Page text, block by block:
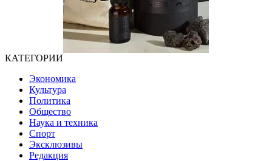
КАТЕГОРИИ
Экономика
Культура
Политика
Общество
Наука и техника
Спорт
Эксклюзивы
Редакция